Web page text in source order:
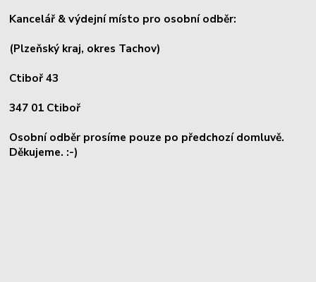
Kancelář & výdejní místo pro osobní odběr:
(Plzeňský kraj, okres Tachov)
Ctiboř 43
347 01 Ctiboř
Osobní odběr prosíme pouze po předchozí domluvě.
Děkujeme. :-)